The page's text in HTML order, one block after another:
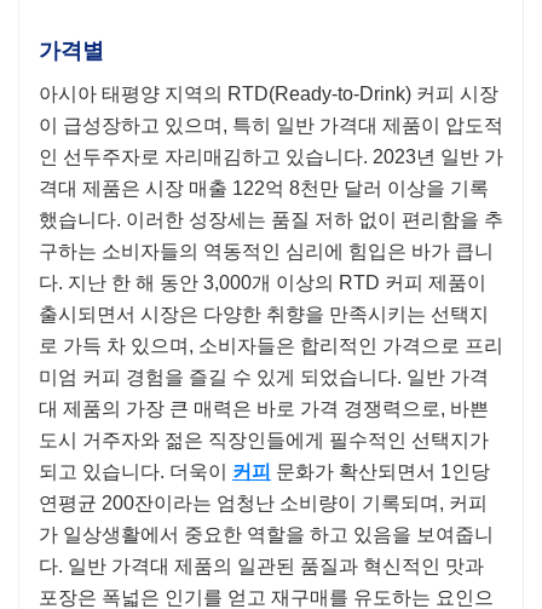
가격별
아시아 태평양 지역의 RTD(Ready-to-Drink) 커피 시장
이 급성장하고 있으며, 특히 일반 가격대 제품이 압도적
인 선두주자로 자리매김하고 있습니다. 2023년 일반 가
격대 제품은 시장 매출 122억 8천만 달러 이상을 기록
했습니다. 이러한 성장세는 품질 저하 없이 편리함을 추
구하는 소비자들의 역동적인 심리에 힘입은 바가 큽니
다. 지난 한 해 동안 3,000개 이상의 RTD 커피 제품이
출시되면서 시장은 다양한 취향을 만족시키는 선택지
로 가득 차 있으며, 소비자들은 합리적인 가격으로 프리
미엄 커피 경험을 즐길 수 있게 되었습니다. 일반 가격
대 제품의 가장 큰 매력은 바로 가격 경쟁력으로, 바쁜
도시 거주자와 젊은 직장인들에게 필수적인 선택지가
되고 있습니다. 더욱이 커피 문화가 확산되면서 1인당
연평균 200잔이라는 엄청난 소비량이 기록되며, 커피
가 일상생활에서 중요한 역할을 하고 있음을 보여줍니
다. 일반 가격대 제품의 일관된 품질과 혁신적인 맛과
포장은 폭넓은 인기를 얻고 재구매를 유도하는 요인으